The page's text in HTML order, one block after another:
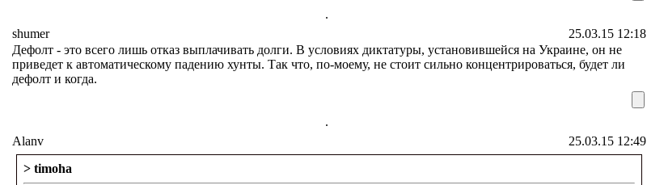
.
shumer
25.03.15 12:18
Дефолт - это всего лишь отказ выплачивать долги. В условиях диктатуры, установившейся на Украине, он не
приведет к автоматическому падению хунты. Так что, по-моему, не стоит сильно концентрироваться, будет ли
дефолт и когда.
.
Alanv
25.03.15 12:49
> timoha